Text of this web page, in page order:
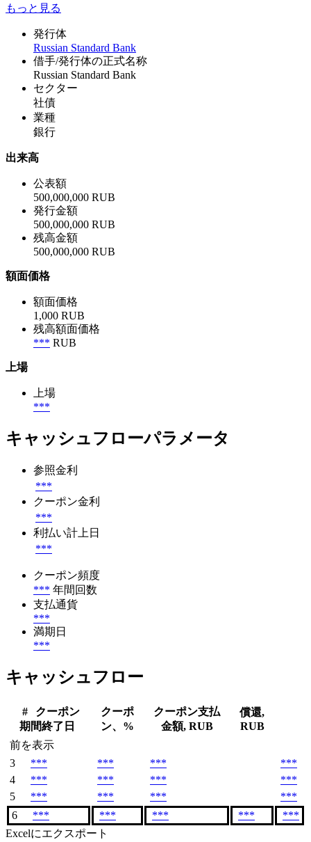
もっと見る
発行体
Russian Standard Bank
借手/発行体の正式名称
Russian Standard Bank
セクター
社債
業種
銀行
出来高
公表額
500,000,000 RUB
発行金額
500,000,000 RUB
残高金額
500,000,000 RUB
額面価格
額面価格
1,000 RUB
残高額面価格
*** RUB
上場
上場
***
キャッシュフローパラメータ
参照金利
***
クーポン金利
***
利払い計上日
***
クーポン頻度
*** 年間回数
支払通貨
***
満期日
***
キャッシュフロー
#
クーポン
期間終了日
クーポ
ン、%
クーポン支払
金額, RUB
償還,
RUB
前を表示
3
*** *** ***
***
4
*** *** ***
***
5
*** *** ***
***
6
*** *** *** ***
***
Excelにエクスポート